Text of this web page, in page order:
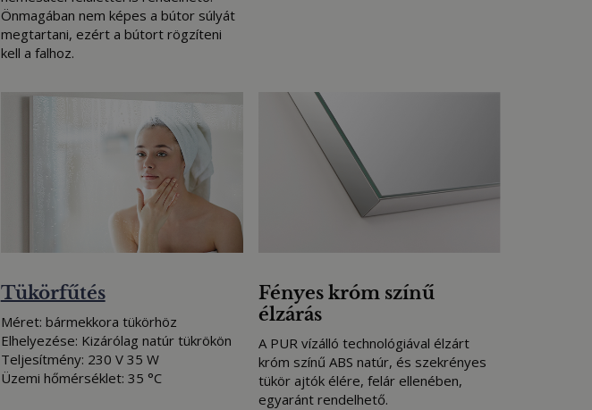
Önmagában nem képes a bútor súlyát
megtartani, ezért a bútort rögzíteni
kell a falhoz.
Tükörfűtés
Méret: bármekkora tükörhöz
Elhelyezése: Kizárólag natúr tükrökön
Teljesítmény: 230 V 35 W
Üzemi hőmérséklet: 35 °C
Fényes króm színű
élzárás
A PUR vízálló technológiával élzárt
króm színű ABS natúr, és szekrényes
tükör ajtók élére, felár ellenében,
egyaránt rendelhető.